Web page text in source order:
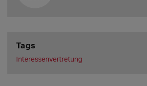
Tags
Interessenvertretung